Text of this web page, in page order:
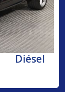
Diésel